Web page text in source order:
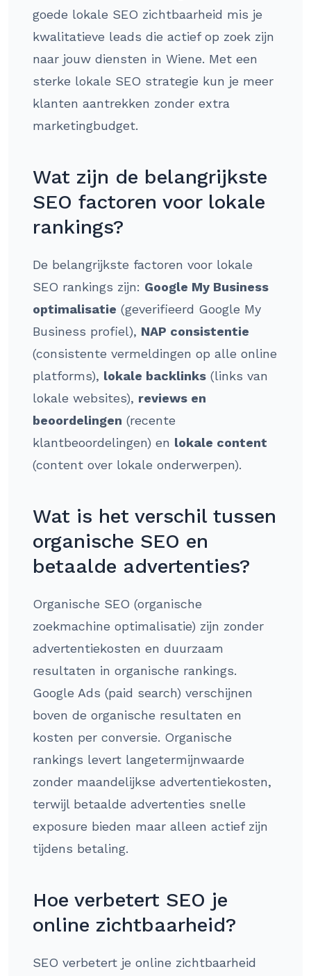
goede lokale SEO zichtbaarheid mis je
kwalitatieve leads die actief op zoek zijn
naar jouw diensten in Wiene. Met een
sterke lokale SEO strategie kun je meer
klanten aantrekken zonder extra
marketingbudget.
Wat zijn de belangrijkste
SEO factoren voor lokale
rankings?
De belangrijkste factoren voor lokale
SEO rankings zijn: Google My Business
optimalisatie (geverifieerd Google My
Business profiel), NAP consistentie
(consistente vermeldingen op alle online
platforms), lokale backlinks (links van
lokale websites), reviews en
beoordelingen (recente
klantbeoordelingen) en lokale content
(content over lokale onderwerpen).
Wat is het verschil tussen
organische SEO en
betaalde advertenties?
Organische SEO (organische
zoekmachine optimalisatie) zijn zonder
advertentiekosten en duurzaam
resultaten in organische rankings.
Google Ads (paid search) verschijnen
boven de organische resultaten en
kosten per conversie. Organische
rankings levert langetermijnwaarde
zonder maandelijkse advertentiekosten,
terwijl betaalde advertenties snelle
exposure bieden maar alleen actief zijn
tijdens betaling.
Hoe verbetert SEO je
online zichtbaarheid?
SEO verbetert je online zichtbaarheid